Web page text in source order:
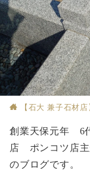
【石大 兼子石材
創業天保元年 6
店 ポンコツ店
のブログです。